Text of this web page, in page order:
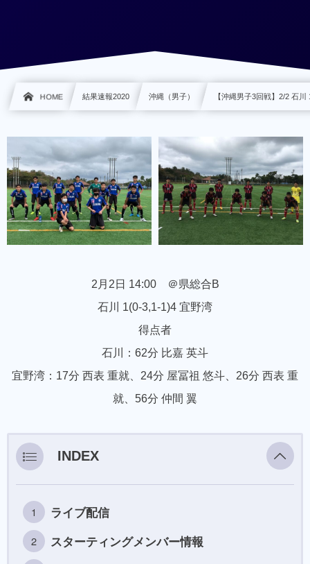
HOME 結果速報2020 沖縄（男子） 【沖縄男子3回戦】2/2 石川
2月2日 14:00 ＠県総合B
石川 1(0-3,1-1)4 宜野湾
得点者
石川：62分 比嘉 英斗
宜野湾：17分 西表 重就、24分 屋冨祖 悠斗、26分 西表 重
就、56分 仲間 翼
INDEX
ライブ配信
スターティングメンバー情報